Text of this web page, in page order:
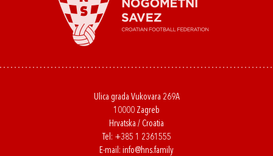
Ulica grada Vukovara 269A
10000 Zagreb
Hrvatska / Croatia
Tel: +385 1 2361555
E-mail: info@hns.family